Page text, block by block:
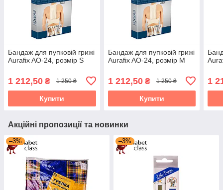
Бандаж для пупковій грижі
Aurafix AO-24, розмір S
1 212,50 ₴ 1 250 ₴
Купити
Бандаж для пупковій грижі
Aurafix AO-24, розмір M
1 212,50₴ 1 250 ₴
Купити
1
Акційні пропозиції та новинки
–3% –3%